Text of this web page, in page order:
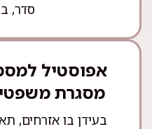
סדר,
אפוסטיל
מסגרת
בעידן בו אזרחים,